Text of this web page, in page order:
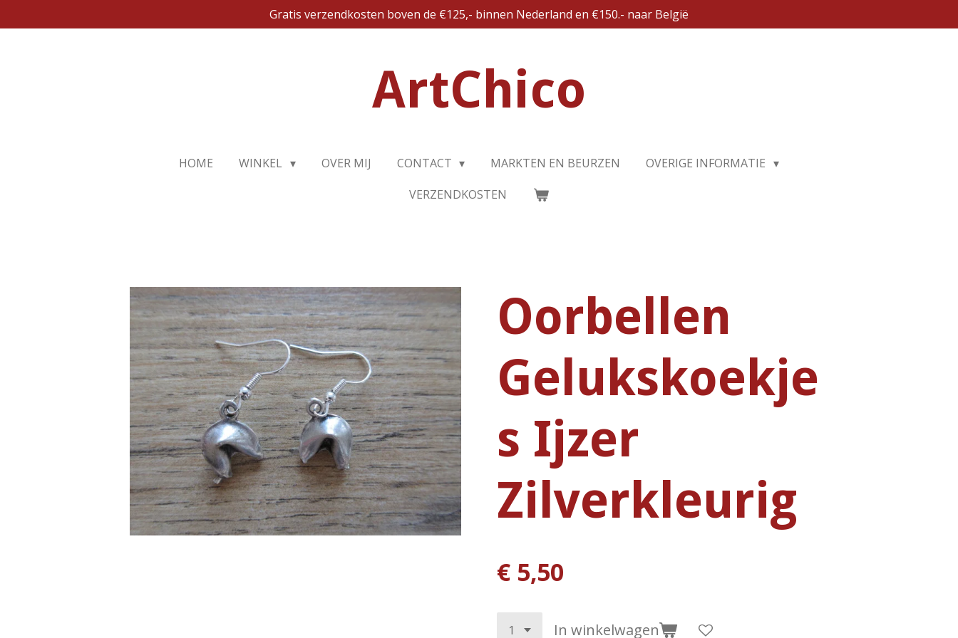
direct
Gratis verzendkosten boven de €125,- binnen Nederland en €150.- naar België
ArtChico
HOME WINKEL OVER MIJ CONTACT MARKTEN EN BEURZEN
OVERIGE INFORMATIE
VERZENDKOSTEN
Oorbellen
Gelukskoekje
s Ijzer
Zilverkleurig
€ 5,50
In winkelwagen